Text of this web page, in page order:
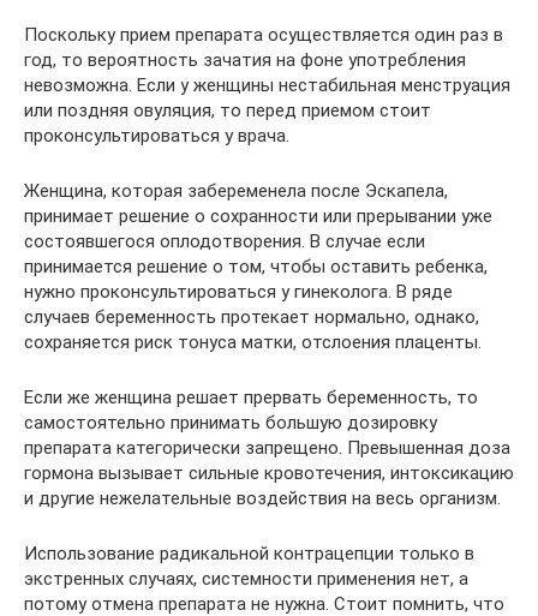
Поскольку прием препарата осуществляется один раз в
год, то вероятность зачатия на фоне употребления
невозможна. Если у женщины нестабильная менструация
или поздняя овуляция, то перед приемом стоит
проконсультироваться у врача.
Женщина, которая забеременела после Эскапела,
принимает решение о сохранности или прерывании уже
состоявшегося оплодотворения. В случае если
принимается решение о том, чтобы оставить ребенка,
нужно проконсультироваться у гинеколога. В ряде
случаев беременность протекает нормально, однако,
сохраняется риск тонуса матки, отслоения плаценты.
Если же женщина решает прервать беременность, то
самостоятельно принимать большую дозировку
препарата категорически запрещено. Превышенная доза
гормона вызывает сильные кровотечения, интоксикацию
и другие нежелательные воздействия на весь организм.
Использование радикальной контрацепции только в
экстренных случаях, системности применения нет, а
потому отмена препарата не нужна. Стоит помнить, что